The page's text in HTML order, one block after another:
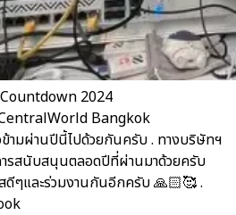
2024
Bangkok
ามผ่านปีนี้ไปด้วยกันครับ . ทางบริษัทฯ
รสนับสนุนตลอดปีที่ผ่านมาด้วยครับ
สดีๆและร่วมงานกันอีกครับ 🙏🏻🥰 .